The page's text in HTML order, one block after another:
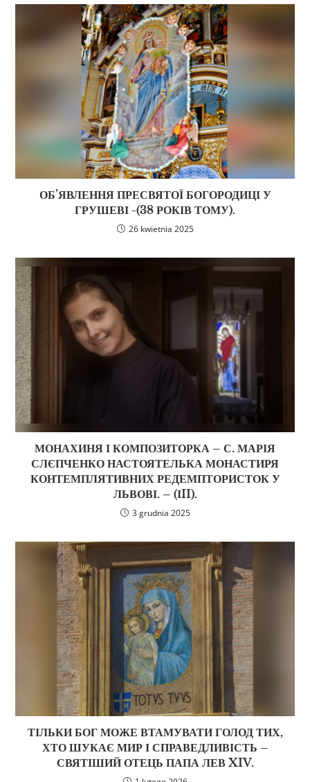
ОБ’ЯВЛЕННЯ ПРЕСВЯТОЇ БОГОРОДИЦІ У
ГРУШЕВІ -(38 РОКІВ ТОМУ).
26 kwietnia 2025
МОНАХИНЯ І КОМПОЗИТОРКА – С. МАРІЯ
СЛЄПЧЕНКО НАСТОЯТЕЛЬКА МОНАСТИРЯ
КОНТЕМПЛЯТИВНИХ РЕДЕМПТОРИСТОК У
ЛЬВОВІ. – (ІII).
3 grudnia 2025
ТІЛЬКИ БОГ МОЖЕ ВТАМУВАТИ ГОЛОД ТИХ,
ХТО ШУКАЄ МИР І СПРАВЕДЛИВІСТЬ –
СВЯТІШИЙ ОТЕЦЬ ПАПА ЛЕВ XIV.